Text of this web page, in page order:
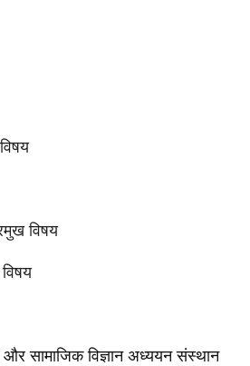
विषय
और सामाजिक विज्ञान अध्ययन संस्थान